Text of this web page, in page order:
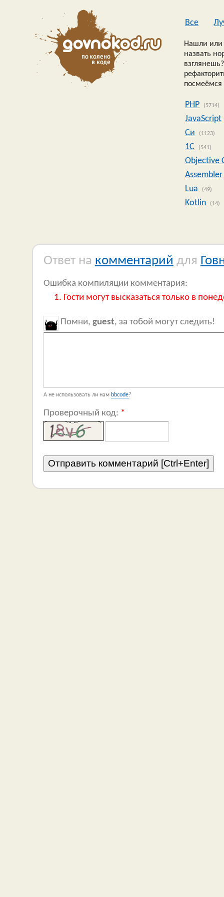
Все
Нашли или
назвать
посмеёмся
PHP (5714)
JavaScript
Си
(1123)
1C (541)
Objective
Assembler
Lua
(49)
Kotlin (14)
Ответ на комментарий для
Ошибка компиляции комментария:
Гости могут высказаться только в
Помни, guest, за тобой могут следить!
А не использовать ли нам bbcode?
Проверочный код: *